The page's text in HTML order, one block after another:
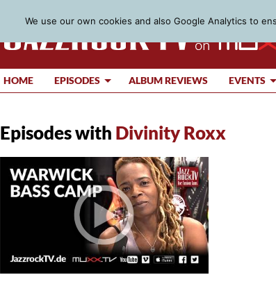
HOME EPISODES ALBUM REVIEWS EVENTS
Episodes with Divinity Roxx
We use our own cookies and also Google Analytics to